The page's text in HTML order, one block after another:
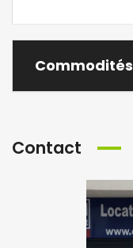
Commodités
Contact